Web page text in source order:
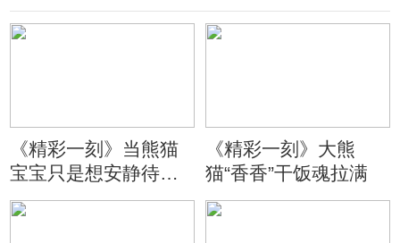
《精彩一刻》当熊猫
宝宝只是想安静待会
儿
《精彩一刻》大熊
猫“香香”干饭魂拉满